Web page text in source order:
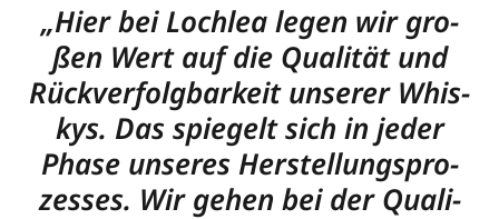
„Hier bei Loch­lea legen wir gro­
ßen Wert auf die Qua­li­tät und
Rück­ver­folg­bar­keit unse­rer Whis­
kys. Das spie­gelt sich in jeder
Pha­se unse­res Her­stel­lungs­pro­
zes­ses. Wir gehen bei der Qua­li­